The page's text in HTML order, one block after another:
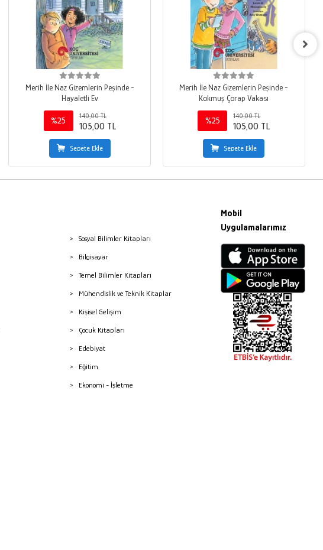
Merih İle Naz Gizemlerin Peşinde -
Hayaletli Ev
%25
140,00 TL
105,00 TL
Sepete Ekle
Merih İle Naz Gizemlerin Peşinde -
Kokmuş Çorap Vakası
%25
140,00 TL
105,00 TL
Sepete Ekle
Sosyal Bilimler Kitapları
Bilgisayar
Temel Bilimler Kitapları
Mühendislik ve Teknik Kitaplar
Kişisel Gelişim
Çocuk Kitapları
Edebiyat
Eğitim
Ekonomi - İşletme
Mobil
Uygulamalarımız